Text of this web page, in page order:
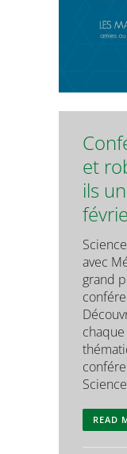
et
ils
avec
grand
chaque
READ